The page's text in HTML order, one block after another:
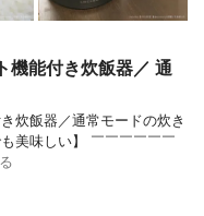
機能付き炊飯器／ 通
炊飯器／通常モードの炊き
美味しい】 ￣￣￣￣￣￣